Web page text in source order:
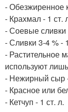
- Обезжиренное
- Крахмал - 1 ст.
- Соевые сливки
- Сливки 3-4 % -
- Растительное
используют
- Нежирный сыр
- Красное или
- Кетчуп - 1 ст. л.